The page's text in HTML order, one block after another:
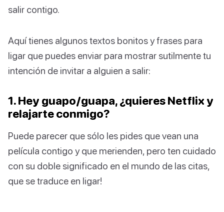
salir contigo.
Aquí tienes algunos textos bonitos y frases para
ligar que puedes enviar para mostrar sutilmente tu
intención de invitar a alguien a salir:
1. Hey guapo/guapa, ¿quieres Netflix y
relajarte conmigo?
Puede parecer que sólo les pides que vean una
película contigo y que merienden, pero ten cuidado
con su doble significado en el mundo de las citas,
que se traduce en ligar!